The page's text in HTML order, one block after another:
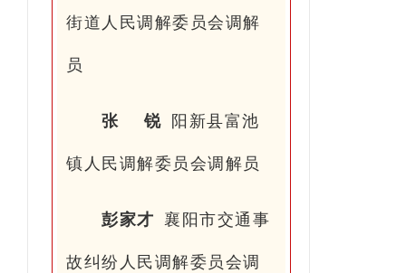
街道人民调解委员会调解
员
张 锐 阳新县富池
镇人民调解委员会调解员
彭家才 襄阳市交通事
故纠纷人民调解委员会调